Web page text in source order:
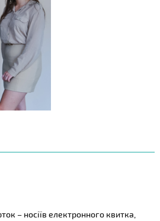
– носіїв електронного квитка,